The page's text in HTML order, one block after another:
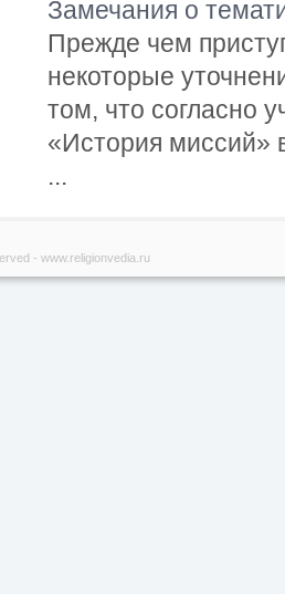
Замечания о
Прежде чем
некоторые
том, что согласно
«История миссий»
...
- www.religionvedia.ru